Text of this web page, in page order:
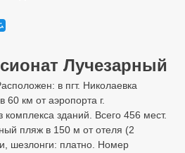
Лучезарный
в пгт. Николаевка
км от аэропорта г.
зданий. Всего 456 мест.
пляж в 150 м от отеля (2
шезлонги: платно. Номер